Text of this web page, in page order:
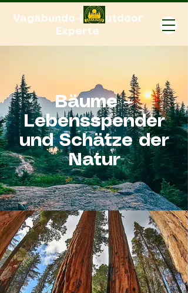
Vagabundo-Ihr Outdoor
Experte
Bäume –
Lebensspender
und Schätze der
Natur